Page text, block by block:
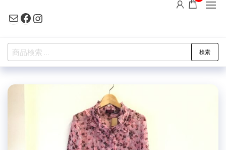
プ
MailFacebook
Instagram
検
索
象:
検索